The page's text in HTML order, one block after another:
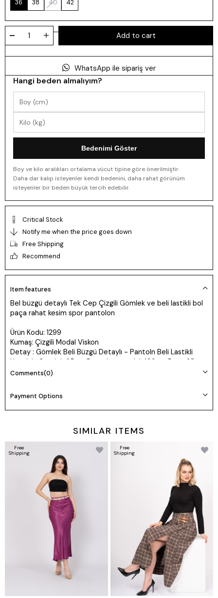
36 38 40 42
WhatsApp ile sipariş ver
Hangi beden almalıyım?
Bedenimi Göster
Boy ve kilo aralıkları ortalama vücut tipine göre önerilmiştir.
Daha dar kalıp isteyenler kendi bedenini, daha rahat görünüm
isteyenler bir beden büyük tercih edebilir.
Critical Stock
Notify me when the price goes down
Free Shipping
Recommend
Item features
Bel büzgü detaylı Tek Cep Çizgili Gömlek ve beli lastikli bol
paça rahat kesim spor pantolon
Ürün Kodu: 1299
Kumaş: Çizgili Modal Viskon
Detay : Gömlek Beli Büzgü Detaylı - Pantoln Beli Lastikli
Uzunluk: Gömlek 65cm Pantolon uzunluk 109cm Paça 28cm
Manken 36 Beden Boy: 165 cm Kilo: 55
Comments(0)
Payment Options
SIMILAR ITEMS
Free
Shipping
Free
Shipping